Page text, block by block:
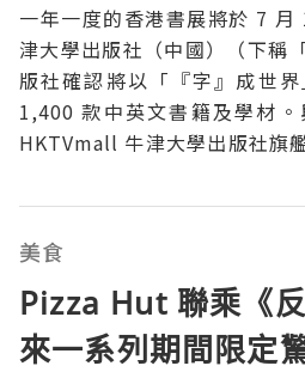
一年一度的香港書展將於 7
津大學出版社（中國）（下稱
版社確認將以「『字』成世
1,400 款中英文書籍及學材
HKTVmall 牛津大學出版社旗
出全新會員計劃。展位優惠一
坊 1D-A26面向國際課程
美食
Pizza Hut 聯乘《
來一系列期間限定